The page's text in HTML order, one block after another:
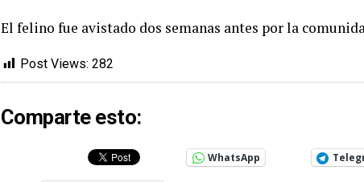
El felino fue avistado dos semanas antes por la
Post Views: 282
Comparte esto:
WhatsApp